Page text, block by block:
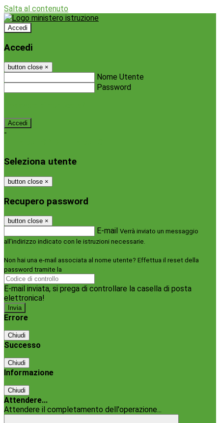
Salta al contenuto
Accedi
Accedi
button close ×
Nome Utente
Password
-
Seleziona utente
button close ×
Recupero password
button close ×
E-mail Verrà inviato un messaggio
all'indirizzo indicato con le istruzioni necessarie.
Non hai una e-mail associata al nome utente? Effettua il reset della
password tramite la
E-mail inviata, si prega di controllare la casella di posta
elettronica!
Errore
Chiudi
Successo
Chiudi
Informazione
Chiudi
Attendere...
Attendere il completamento dell'operazione...